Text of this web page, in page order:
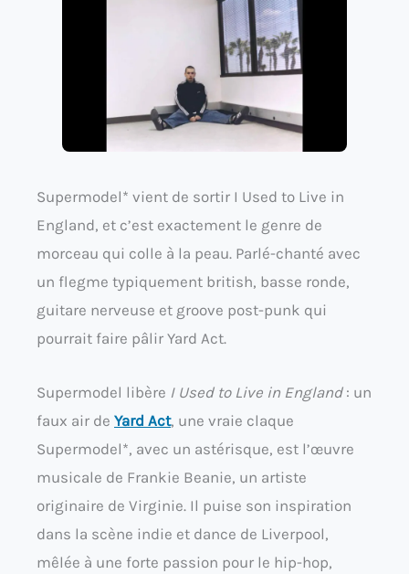
Supermodel* vient de sortir I Used to Live in
England, et c’est exactement le genre de
morceau qui colle à la peau. Parlé-chanté avec
un flegme typiquement british, basse ronde,
guitare nerveuse et groove post-punk qui
pourrait faire pâlir Yard Act.
Supermodel libère I Used to Live in England: un
faux air de Yard Act, une vraie claque
Supermodel*, avec un astérisque, est l’œuvre
musicale de Frankie Beanie, un artiste
originaire de Virginie. Il puise son inspiration
dans la scène indie et dance de Liverpool,
mêlée à une forte passion pour le hip-hop,